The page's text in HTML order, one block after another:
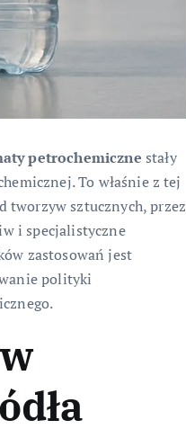
petrochemiczne stały
To właśnie z tej
tworzyw sztucznych, przez
i specjalistyczne
zastosowań jest
polityki